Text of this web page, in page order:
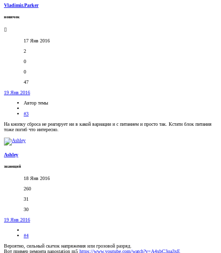
Vladimir.Parker
новичок
17 Янв 2016
2
0
0
47
19 Янв 2016
Автор темы
#3
На кнопку сброса не реагирует ни в какой вариации и с питанием и просто так. Кстати блок питания
тоже погиб что интересно.
Ashley
знающий
18 Янв 2016
260
31
30
19 Янв 2016
#4
Вероятно, сильный скачок напряжения или грозовой разряд.
Вот пример ремонта nanostation m5 https://www.youtube.com/watch?v=A4xbC3qa3xE